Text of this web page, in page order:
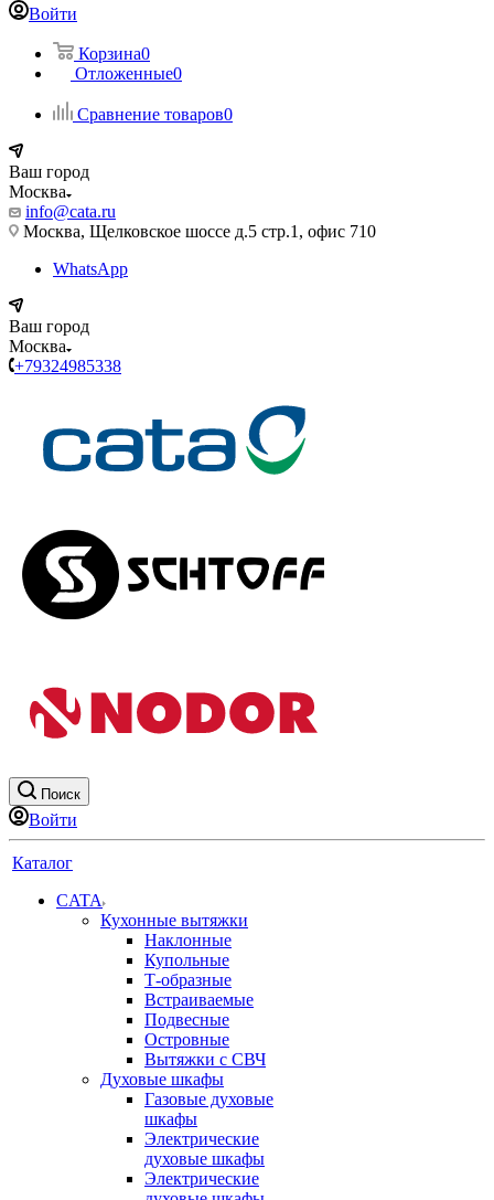
Войти
Корзина0
Отложенные0
Сравнение товаров0
Ваш город
Москва
info@cata.ru
Москва, Щелковское шоссе д.5 стр.1, офис 710
WhatsApp
Ваш город
Москва
+79324985338
Поиск
Войти
Каталог
CATA
Кухонные вытяжки
Наклонные
Купольные
Т-образные
Встраиваемые
Подвесные
Островные
Вытяжки с СВЧ
Духовые шкафы
Газовые духовые
шкафы
Электрические
духовые шкафы
Электрические